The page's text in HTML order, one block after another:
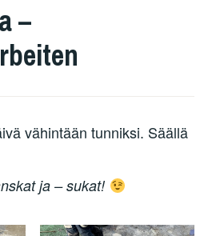
–
vähintään tunniksi. Säällä
ja – sukat!